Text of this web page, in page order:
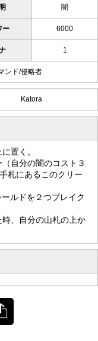
闇
ー 6000
1
ンド/侵略者
Katora
置く。
自分の闇のコスト３
札にあるこのクリー
ルドを２つブレイク
、自分の山札の上か